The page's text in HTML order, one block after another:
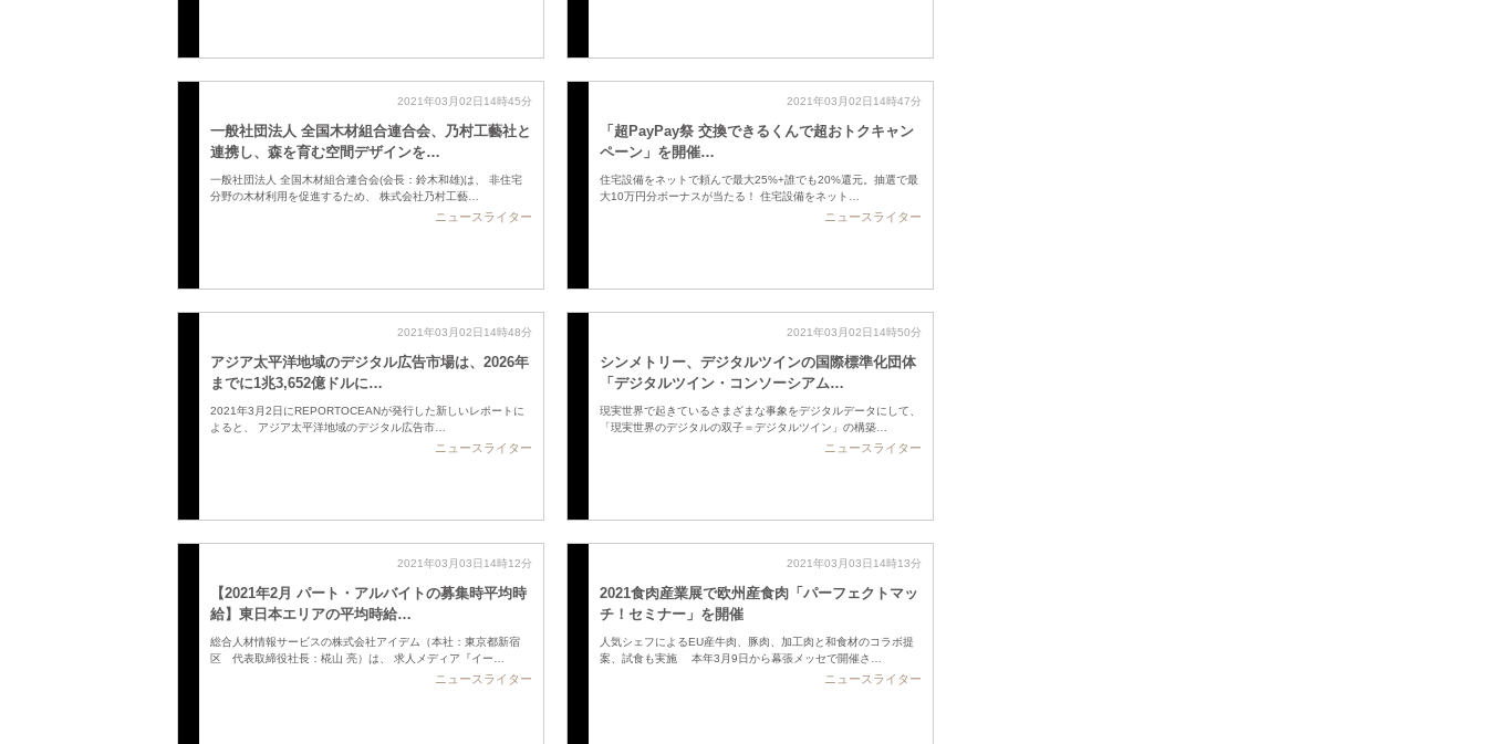
2021年03月02日14時45分
一般社団法人 全国木材組合連合会、乃村工藝社と
連携し、森を育む空間デザインを…
一般社団法人 全国木材組合連合会(会長：鈴木和雄)は、 非住宅
分野の木材利用を促進するため、 株式会社乃村工藝…
ニュースライター
2021年03月02日14時47分
「超PayPay祭 交換できるくんで超おトクキャン
ペーン」を開催…
住宅設備をネットで頼んで最大25%+誰でも20%還元。抽選で最
大10万円分ボーナスが当たる！ 住宅設備をネット…
ニュースライター
2021年03月02日14時48分
アジア太平洋地域のデジタル広告市場は、2026年
までに1兆3,652億ドルに…
2021年3月2日にREPORTOCEANが発行した新しいレポートに
よると、 アジア太平洋地域のデジタル広告市…
ニュースライター
2021年03月02日14時50分
シンメトリー、デジタルツインの国際標準化団体
「デジタルツイン・コンソーシアム…
現実世界で起きているさまざまな事象をデジタルデータにして、
「現実世界のデジタルの双子＝デジタルツイン」の構築…
ニュースライター
2021年03月03日14時12分
【2021年2月 パート・アルバイトの募集時平均時
給】東日本エリアの平均時給…
総合人材情報サービスの株式会社アイデム（本社：東京都新宿
区 代表取締役社長：椛山 亮）は、 求人メディア『イー…
ニュースライター
2021年03月03日14時13分
2021食肉産業展で欧州産食肉「パーフェクトマッ
チ！セミナー」を開催
人気シェフによるEU産牛肉、豚肉、加工肉と和食材のコラボ提
案、試食も実施 本年3月9日から幕張メッセで開催さ…
ニュースライター